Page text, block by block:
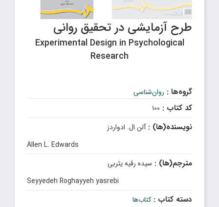
طرح آزمایشی در تحقیق روانی
Experimental Design in Psychological
Research
گروه‌ها : روان‌شناسی
کد کتاب : ۱۰۰
نویسنده(ها) :آلن ال. ادواردز
Allen L. Edwards
مترجم(ها) : سیده رقیه یثربی
Seyyedeh Roghayyeh yasrebi
دسته کتاب : کتاب‌ها